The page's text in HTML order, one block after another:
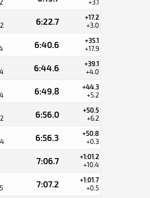
+3.1
6:22.7 +17.2
+3.0
6:40.6 +35.1
+17.9
6:44.6 +39.1
+4.0
6:49.8 +44.3
+5.2
6:56.0 +50.5
+6.2
6:56.3 +50.8
+0.3
7:06.7 +1:01.2
+10.4
7:07.2 +1:01.7
+0.5